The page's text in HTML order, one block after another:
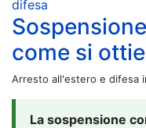
difesa
come si
Arresto all'estero e difesa
La sospensione